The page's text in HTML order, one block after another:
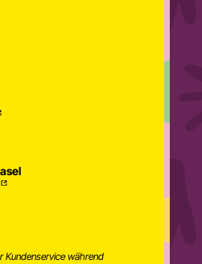
Kundenservice während